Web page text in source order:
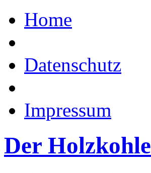
Home
Datenschutz
Impressum
Der